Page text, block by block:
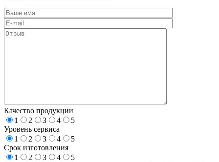
Качество продукции
1
2 3 4
5
Уровень сервиса
1
2 3 4
5
Срок изготовления
1
2 3 4
5